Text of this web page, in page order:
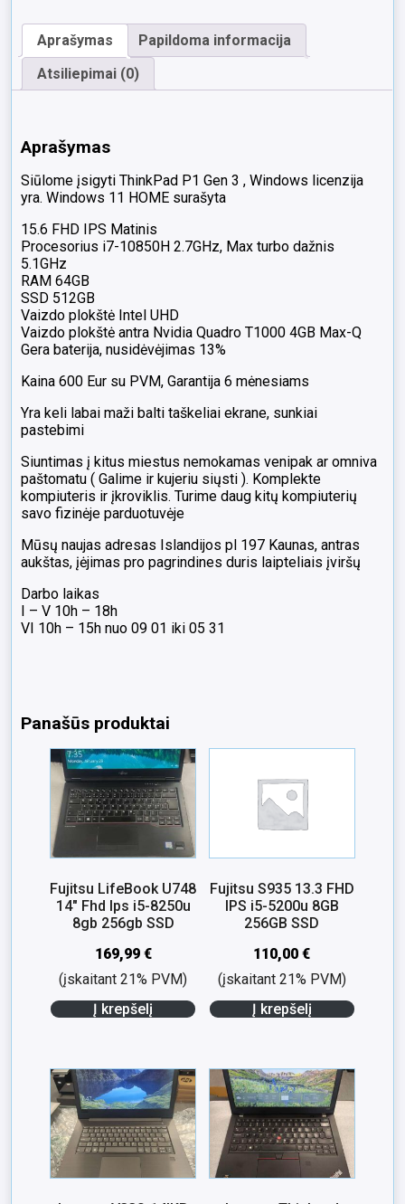
IPS
i7-
10850H
64GB
512GB
Quadro
4GB
Max-
13%
Aprašymas
Papildoma informacija
Atsiliepimai (0)
Aprašymas
Siūlome įsigyti ThinkPad P1 Gen 3 , Windows licenzija
yra. Windows 11 HOME surašyta
15.6 FHD IPS Matinis
Procesorius i7-10850H 2.7GHz, Max turbo dažnis
5.1GHz
RAM 64GB
SSD 512GB
Vaizdo plokštė Intel UHD
Vaizdo plokštė antra Nvidia Quadro T1000 4GB Max-Q
Gera baterija, nusidėvėjimas 13%
Kaina 600 Eur su PVM, Garantija 6 mėnesiams
Yra keli labai maži balti taškeliai ekrane, sunkiai
pastebimi
Siuntimas į kitus miestus nemokamas venipak ar omniva
paštomatu ( Galime ir kujeriu siųsti ). Komplekte
kompiuteris ir įkroviklis. Turime daug kitų kompiuterių
savo fizinėje parduotuvėje
Mūsų naujas adresas Islandijos pl 197 Kaunas, antras
aukštas, įėjimas pro pagrindines duris laipteliais įviršų
Darbo laikas
I – V 10h – 18h
VI 10h – 15h nuo 09 01 iki 05 31
Panašūs produktai
Fujitsu LifeBook U748
14″ Fhd Ips i5-8250u
8gb 256gb SSD
169,99 €
(įskaitant 21% PVM)
Į krepšelį
Fujitsu S935 13.3 FHD
IPS i5-5200u 8GB
256GB SSD
110,00€
(įskaitant 21% PVM)
Į krepšelį